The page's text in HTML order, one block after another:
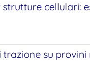
cellulari:
su